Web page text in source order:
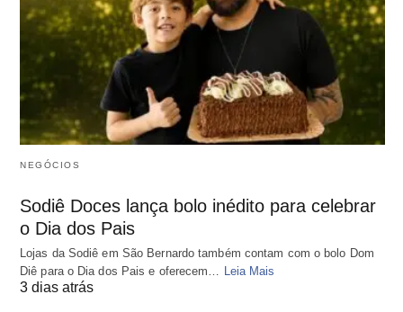
NEGÓCIOS
Sodiê Doces lança bolo inédito para celebrar
o Dia dos Pais
Lojas da Sodiê em São Bernardo também contam com o bolo Dom
Diê para o Dia dos Pais e oferecem… Leia Mais
3 dias atrás